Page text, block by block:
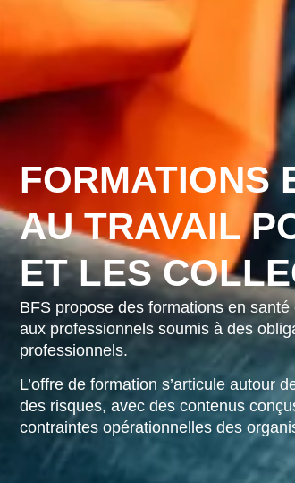
FORMATIONS
AU TRAVAIL
ET LES
BFS propose des formations en
aux professionnels soumis à des
professionnels.
L’offre de formation s’articule autour
des risques, avec des contenus
contraintes opérationnelles des